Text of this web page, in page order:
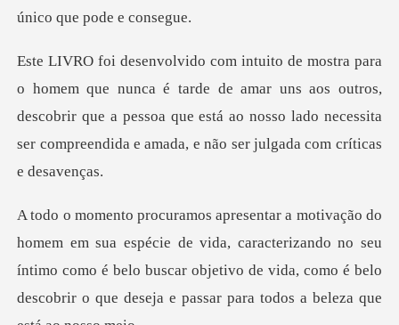
rde de amar uns aos outros,
descobrir que a pessoa que está ao nosso lado nec
ida, caracterizando no seu
íntimo como é belo buscar objetivo de vida, como é b